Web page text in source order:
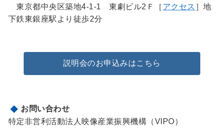
東京都中央区築地4-1-1 東劇ビル2Ｆ［ アクセス ］地
下鉄東銀座駅より徒歩2分
説明会のお申込みはこちら
お問い合わせ
特定非営利活動法人映像産業振興機構（VIPO）